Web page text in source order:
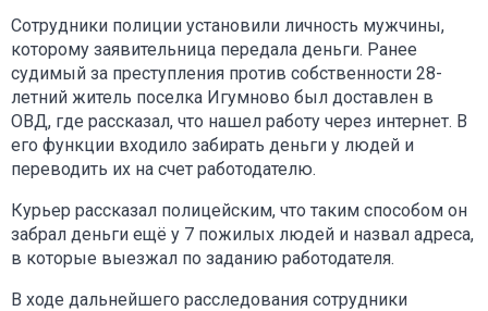
Сотрудники полиции установили личность мужчины,
которому заявительница передала деньги. Ранее
судимый за преступления против собственности 28-
летний житель поселка Игумново был доставлен в
ОВД, где рассказал, что нашел работу через интернет. В
его функции входило забирать деньги у людей и
переводить их на счет работодателю.
Курьер рассказал полицейским, что таким способом он
забрал деньги ещё у 7 пожилых людей и назвал адреса,
в которые выезжал по заданию работодателя.
В ходе дальнейшего расследования сотрудники